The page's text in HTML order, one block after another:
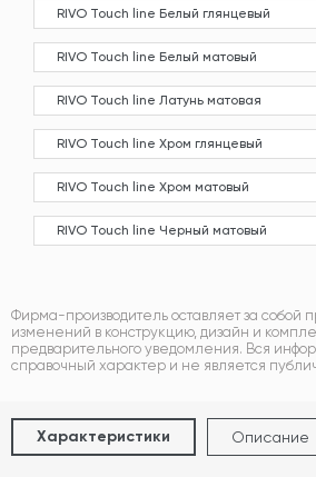
RIVO Touch line Белый глянцевый
RIVO Touch line Белый матовый
RIVO Touch line Латунь матовая
RIVO Touch line Хром глянцевый
RIVO Touch line Хром матовый
RIVO Touch line Черный матовый
Фирма-производитель оставляет за собой
изменений в конструкцию, дизайн и
предварительного уведомления. Вся
справочный характер и не является
Характеристики Описание